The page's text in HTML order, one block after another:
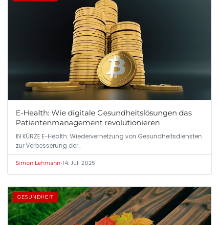
E-Health: Wie digitale Gesundheitslösungen das
Patientenmanagement revolutionieren
IN KÜRZE E-Health: Wiedervernetzung von Gesundheitsdiensten
zur Verbesserung der…
Simon Lehmann•14. Juli 2025
GESUNDHEIT